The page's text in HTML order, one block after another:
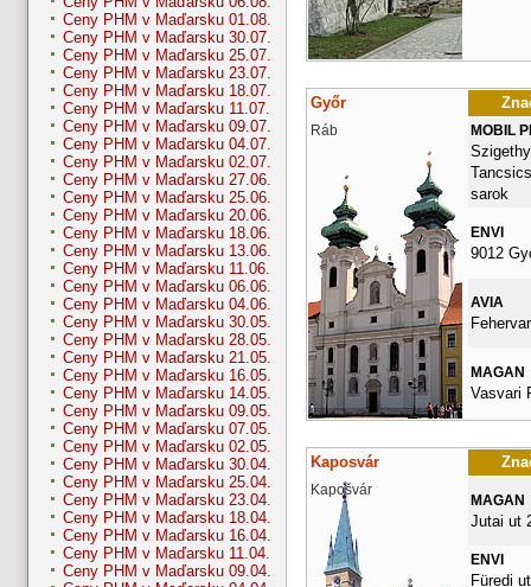
Ceny PHM v Maďarsku 01.08.
Ceny PHM v Maďarsku 30.07.
Ceny PHM v Maďarsku 25.07.
Ceny PHM v Maďarsku 23.07.
Ceny PHM v Maďarsku 18.07.
Ceny PHM v Maďarsku 11.07.
Ceny PHM v Maďarsku 09.07.
Ceny PHM v Maďarsku 04.07.
Ceny PHM v Maďarsku 02.07.
Ceny PHM v Maďarsku 27.06.
Ceny PHM v Maďarsku 25.06.
Ceny PHM v Maďarsku 20.06.
Ceny PHM v Maďarsku 18.06.
Ceny PHM v Maďarsku 13.06.
Ceny PHM v Maďarsku 11.06.
Ceny PHM v Maďarsku 06.06.
Ceny PHM v Maďarsku 04.06.
Ceny PHM v Maďarsku 30.05.
Ceny PHM v Maďarsku 28.05.
Ceny PHM v Maďarsku 21.05.
Ceny PHM v Maďarsku 16.05.
Ceny PHM v Maďarsku 14.05.
Ceny PHM v Maďarsku 09.05.
Ceny PHM v Maďarsku 07.05.
Ceny PHM v Maďarsku 02.05.
Ceny PHM v Maďarsku 30.04.
Ceny PHM v Maďarsku 25.04.
Ceny PHM v Maďarsku 23.04.
Ceny PHM v Maďarsku 18.04.
Ceny PHM v Maďarsku 16.04.
Ceny PHM v Maďarsku 11.04.
Ceny PHM v Maďarsku 09.04.
Győr
Ráb MOBIL
sarok
ENVI
9012
AVIA
MAGAN
Vasvari
Kaposvár
Kapošvár
MAGAN
Jutai ut
ENVI
Füredi